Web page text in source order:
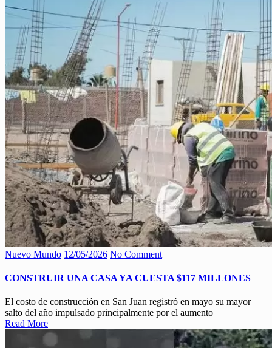
Nuevo Mundo 12/05/2026 No Comment
CONSTRUIR UNA CASA YA CUESTA $117 MILLONES
El costo de construcción en San Juan registró en mayo su mayor
salto del año impulsado principalmente por el aumento
Read More